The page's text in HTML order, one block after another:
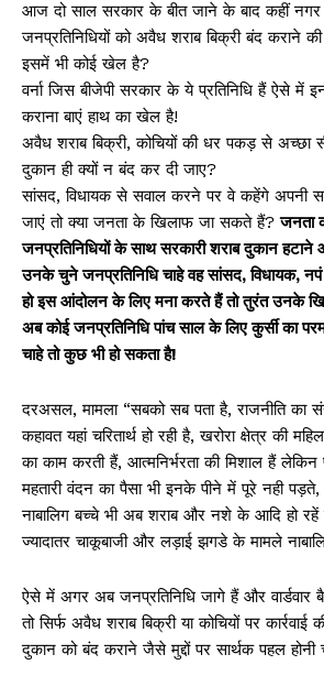
आज दो साल सरकार के बीत जाने के बाद कहीं
जनप्रतिनिधियों को अवैध शराब बिक्री बंद कराने
इसमें भी कोई खेल है?
वर्ना जिस बीजेपी सरकार के ये प्रतिनिधि हैं ऐसे में
कराना बाएं हाथ का खेल है!
अवैध शराब बिक्री, कोचियों की धर पकड़ से अच्छा
दुकान ही क्यों न बंद कर दी जाए?
सांसद, विधायक से सवाल करने पर वे कहेंगे अपनी
जाएं तो क्या जनता के खिलाफ जा सकते हैं?जनता
जनप्रतिनिधियों के साथ सरकारी शराब दुकान
उनके चुने जनप्रतिनिधि चाहे वह सांसद, विधायक, नपं
हो इस आंदोलन के लिए मना करते हैं तो तुरंत उनके
अब कोई जनप्रतिनिधि पांच साल के लिए कुर्सी का
चाहे तो कुछ भी हो सकता है!
दरअसल, मामला “सबको सब पता है, राजनीति का
कहावत यहां चरितार्थ हो रही है, खरोरा क्षेत्र की
का काम करती हैं, आत्मनिर्भरता की मिशाल हैं लेकिन
महतारी वंदन का पैसा भी इनके पीने में पूरे नही
नाबालिग बच्चे भी अब शराब और नशे के आदि हो रहें
ज्यादातर चाकूबाजी और लड़ाई झगडे के मामले
ऐसे में अगर अब जनप्रतिनिधि जागे हैं और वार्डवार
तो सिर्फ अवैध शराब बिक्री या कोचियों पर कार्रवाई
दुकान को बंद कराने जैसे मुद्दों पर सार्थक पहल होनी